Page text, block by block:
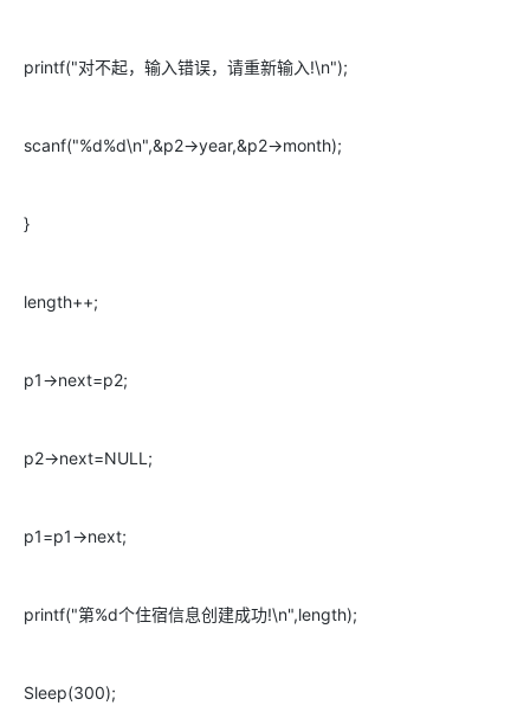
printf("对不起，输入错误，请重新输入!\n");
scanf("%d%d\n",&p2->year,&p2->month);
}
length++;
p1->next=p2;
p2->next=NULL;
p1=p1->next;
printf("第%d个住宿信息创建成功!\n",length);
Sleep(300);